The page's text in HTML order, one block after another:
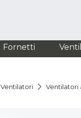
Fornetti
Ventilatori Ventilatori